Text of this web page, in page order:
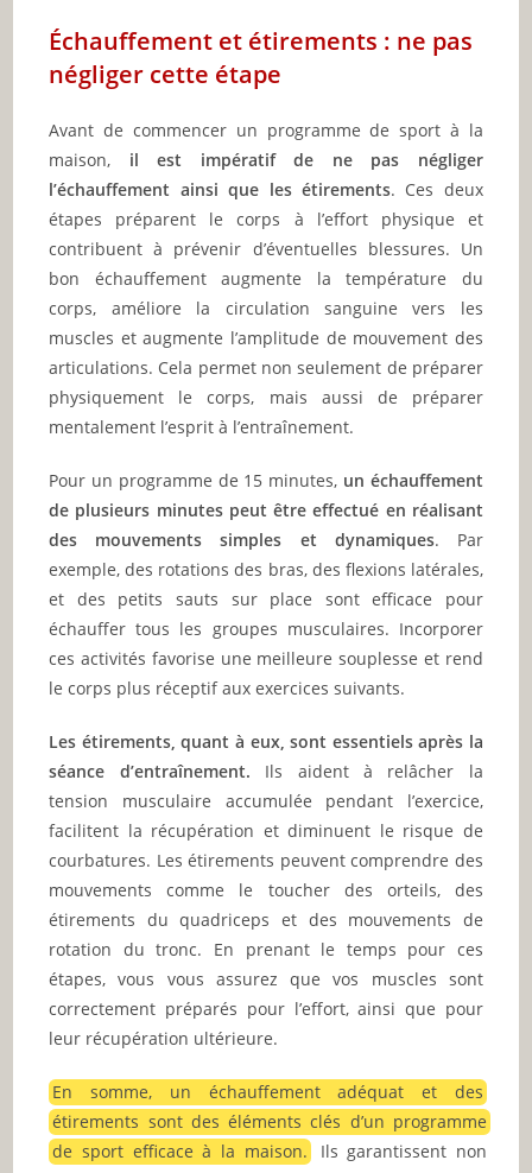
Échauffement et étirements : ne pas
négliger cette étape
Avant de commencer un programme de sport à la
maison, il est impératif de ne pas négliger
l’échauffement ainsi que les étirements. Ces deux
étapes préparent le corps à l’effort physique et
contribuent à prévenir d’éventuelles blessures. Un
bon échauffement augmente la température du
corps, améliore la circulation sanguine vers les
muscles et augmente l’amplitude de mouvement des
articulations. Cela permet non seulement de préparer
physiquement le corps, mais aussi de préparer
mentalement l’esprit à l’entraînement.
Pour un programme de 15 minutes, un échauffement
de plusieurs minutes peut être effectué en réalisant
des mouvements simples et dynamiques. Par
exemple, des rotations des bras, des flexions latérales,
et des petits sauts sur place sont efficace pour
échauffer tous les groupes musculaires. Incorporer
ces activités favorise une meilleure souplesse et rend
le corps plus réceptif aux exercices suivants.
Les étirements, quant à eux, sont essentiels après la
séance d’entraînement. Ils aident à relâcher la
tension musculaire accumulée pendant l’exercice,
facilitent la récupération et diminuent le risque de
courbatures. Les étirements peuvent comprendre des
mouvements comme le toucher des orteils, des
étirements du quadriceps et des mouvements de
rotation du tronc. En prenant le temps pour ces
étapes, vous vous assurez que vos muscles sont
correctement préparés pour l’effort, ainsi que pour
leur récupération ultérieure.
En somme, un échauffement adéquat et des
étirements sont des éléments clés d’un programme
de sport efficace à la maison. Ils garantissent non